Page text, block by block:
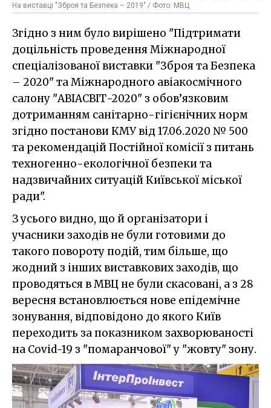
На виставці "Зброя та Безпека – 2019" / Фото: МВЦ
Згідно з ним було вирішено "Підтримати
доцільність проведення Міжнародної
спеціалізованої виставки "Зброя та Безпека
– 2020" та Міжнародного авіакосмічного
салону "АВІАСВІТ-2020" з обов’язковим
дотриманням санітарно-гігієнічних норм
згідно постанови КМУ від 17.06.2020 № 500
та рекомендацій Постійної комісії з питань
техногенно-екологічної безпеки та
надзвичайних ситуацій Київської міської
ради".
З усього видно, що й організатори і
учасники заходів не були готовими до
такого повороту подій, тим більше, що
жодний з інших виставкових заходів, що
проводяться в МВЦ не були скасовані, а з 28
вересня встановлюється нове епідемічне
зонування, відповідоно до якого Київ
переходить за показником захворюваності
на Covid-19 з "помаранчової" у "жовту" зону.